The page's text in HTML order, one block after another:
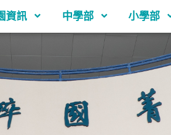
資訊 中學部 小學部